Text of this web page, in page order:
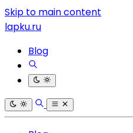
Skip to main content
lapku.ru
Blog